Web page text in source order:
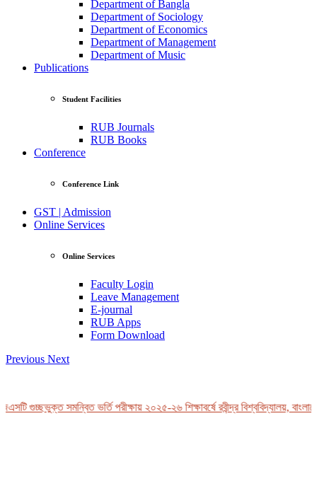
Department of Bangla
Department of Sociology
Department of Economics
Department of Management
Department of Music
Publications
Student Facilities
RUB Journals
RUB Books
Conference
Conference Link
GST | Admission
Online Services
Online Services
Faculty Login
Leave Management
E-journal
RUB Apps
Form Download
Previous Next
গুচ্ছভুক্ত সমন্বিত ভর্তি পরীক্ষায় ২০২৫-২৬ শিক্ষাবর্ষে রবীন্দ্র বিশ্ববিদ্যালয়,